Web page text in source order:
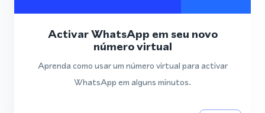
Activar WhatsApp em seu novo
número virtual
Aprenda como usar um número virtual para activar
WhatsApp em alguns minutos.